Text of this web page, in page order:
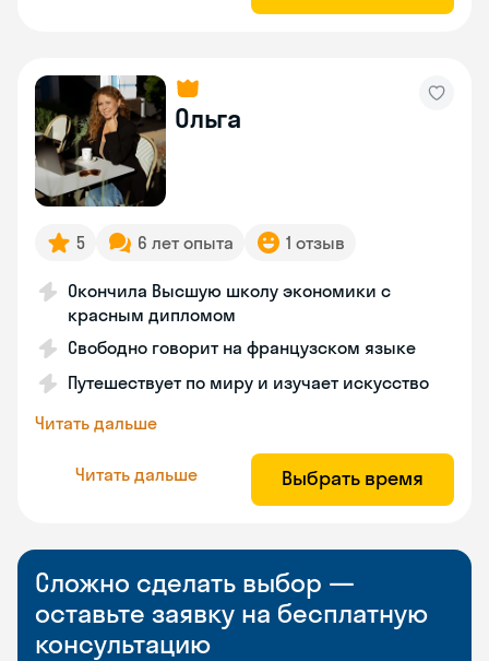
Ольга
5 6 лет опыта 1 отзыв
Окончила Высшую школу экономики с
красным дипломом
Свободно говорит на французском языке
Путешествует по миру и изучает искусство
Читать дальше
Читать дальше Выбрать время
Сложно сделать выбор —
оставьте заявку на бесплатную
консультацию